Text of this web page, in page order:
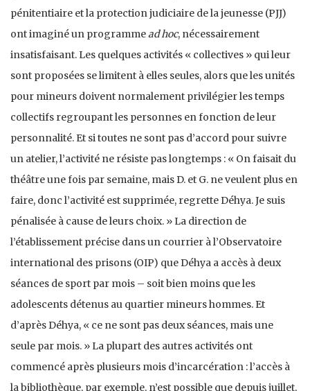
pénitentiaire et la protection judiciaire de la jeunesse (PJJ)
ont imaginé un programmead hoc, nécessairement
insatisfaisant. Les quelques activités « collectives » qui leur
sont proposées se limitent à elles seules, alors que les unités
pour mineurs doivent normalement privilégier les temps
collectifs regroupant les personnes en fonction de leur
personnalité. Et si toutes ne sont pas d’accord pour suivre
un atelier, l’activité ne résiste pas longtemps : « On faisait du
théâtre une fois par semaine, mais D. et G. ne veulent plus en
faire, donc l’activité est supprimée, regrette Déhya. Je suis
pénalisée à cause de leurs choix. » La direction de
l’établissement précise dans un courrier à l’Observatoire
international des prisons (OIP) que Déhya a accès à deux
séances de sport par mois – soit bien moins que les
adolescents détenus au quartier mineurs hommes. Et
d’après Déhya, « ce ne sont pas deux séances, mais une
seule par mois. » La plupart des autres activités ont
commencé après plusieurs mois d’incarcération : l’accès à
la bibliothèque, par exemple, n’est possible que depuis juillet,